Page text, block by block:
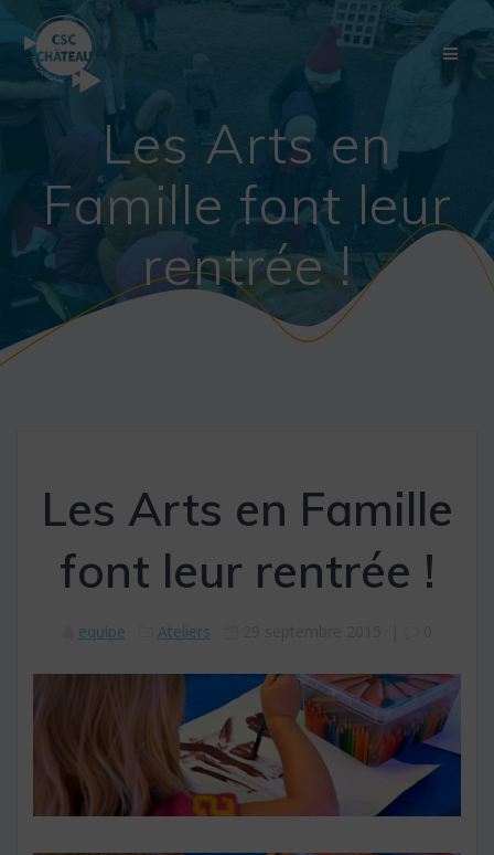
Skip
Les Arts en
Famille font leur
rentrée !
Les Arts en Famille
font leur rentrée !
equipe Ateliers